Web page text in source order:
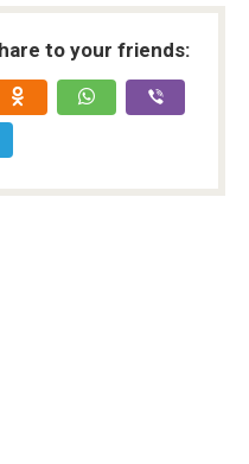
to your friends: